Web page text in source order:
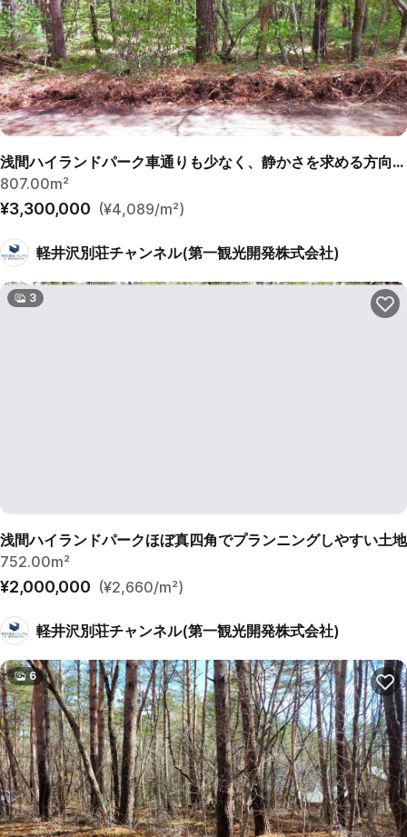
浅間ハイランドパーク車通りも少なく、静かさを求める方向けの土地
807.00m²
¥3,300,000 (¥4,089/m²)
軽井沢別荘チャンネル(第一観光開発株式会社)
3
浅間ハイランドパークほぼ真四角でプランニングしやすい土地
752.00m²
¥2,000,000 (¥2,660/m²)
軽井沢別荘チャンネル(第一観光開発株式会社)
6